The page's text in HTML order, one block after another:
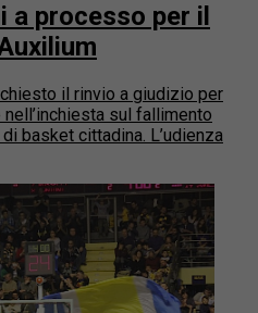
a processo per il
il rinvio a giudizio per
sul fallimento
basket cittadina. L’udienza